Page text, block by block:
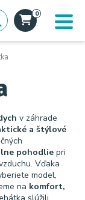
0
v záhrade
a štýlové
pohodlie pri
Vďaka
model,
na komfort,